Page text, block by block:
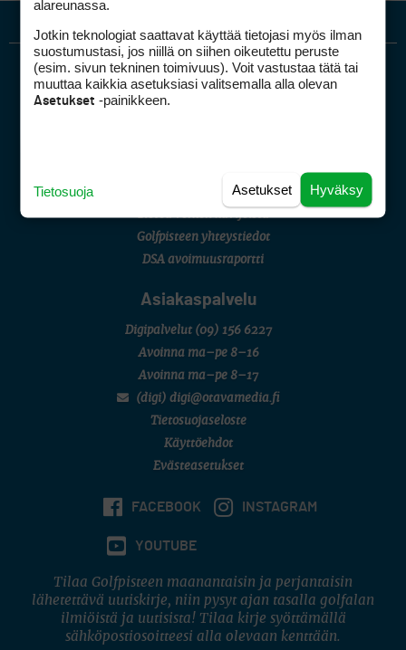
Mediahinnasto
Golfpisteen yhteystiedot
DSA avoimuusraportti
Asiakaspalvelu
Digipalvelut (09) 156 6227
Avoinna ma–pe 8–16
Avoinna ma–pe 8–17
(digi) digi@otavamedia.fi
Tietosuojaseloste
Käyttöehdot
Evästeasetukset
FACEBOOK INSTAGRAM
YOUTUBE
Tilaa Golfpisteen maanantaisin ja perjantaisin
lähetettävä uutiskirje, niin pysyt ajan tasalla golfalan
ilmiöistä ja uutisista! Tilaa kirje syöttämällä
sähköpostiosoitteesi alla olevaan kenttään.
alareunassa.
Jotkin teknologiat saattavat käyttää tietojasi myös ilman
suostumustasi, jos niillä on siihen oikeutettu peruste
(esim. sivun tekninen toimivuus). Voit vastustaa tätä tai
muuttaa kaikkia asetuksiasi valitsemalla alla olevan
Asetukset -painikkeen.
Hyväksy
Asetukset
Tietosuoja